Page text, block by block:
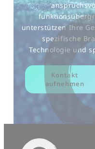
unterstützen Ihre
spezifische
Technologie und
Kontakt
aufnehmen